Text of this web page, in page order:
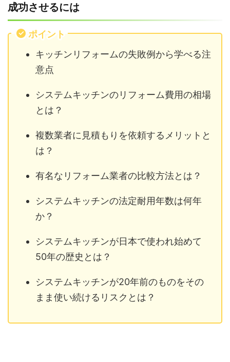
成功させるには
ポイント
キッチンリフォームの失敗例から学べる注
意点
システムキッチンのリフォーム費用の相場
とは？
複数業者に見積もりを依頼するメリットと
は？
有名なリフォーム業者の比較方法とは？
システムキッチンの法定耐用年数は何年
か？
システムキッチンが日本で使われ始めて
50年の歴史とは？
システムキッチンが20年前のものをその
まま使い続けるリスクとは？